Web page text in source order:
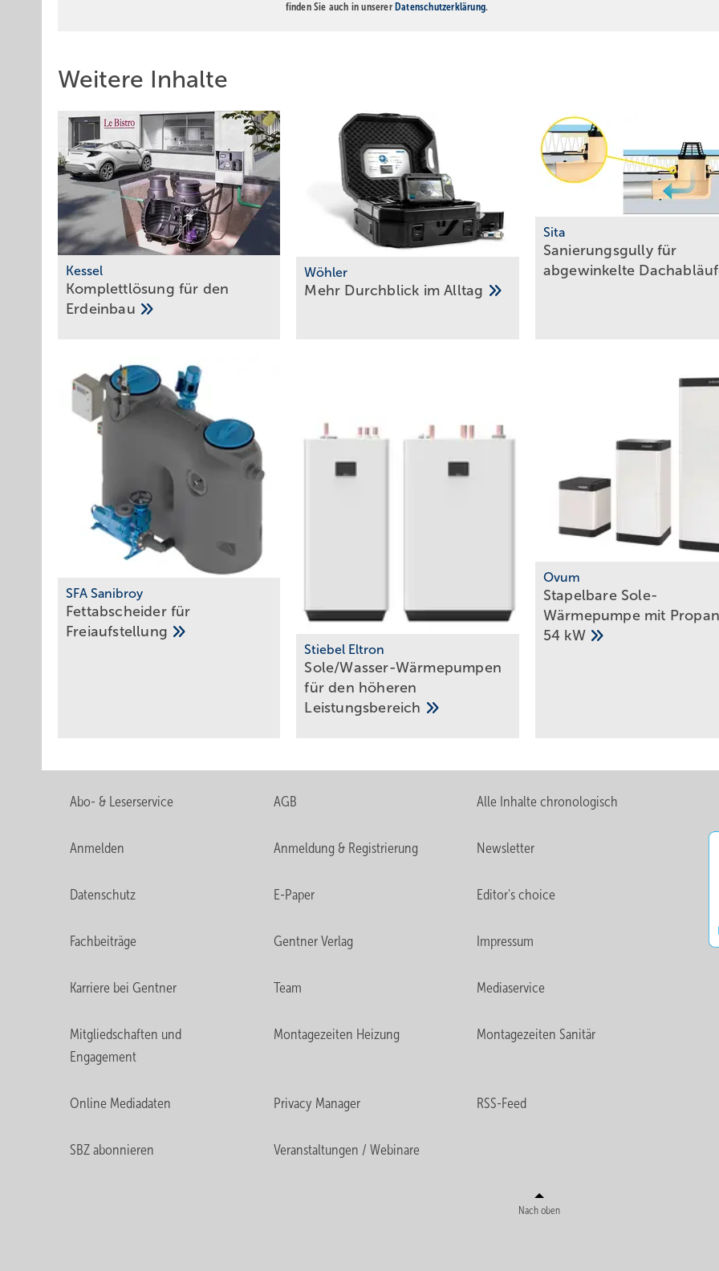
finden Sie auch in unserer Datenschutzerklärung.
Weitere Inhalte
Kessel
Komplettlösung für den
Erdeinbau
Wöhler
Mehr Durchblick imAlltag
Sita
Sanierungsgully für
abgewinkelte
SFA Sanibroy
Fettabscheider für
Freiaufstellung
Stiebel Eltron
Sole/Wasser-Wärmepumpen
für den höheren
Leistungsbereich
Ovum
Stapelbare Sole-
Wärmepumpe mit
54 kW
Abo- & Leserservice AGB Alle Inhalte chronologisch
Anmelden Anmeldung & Registrierung Newsletter
Datenschutz E-Paper Editor's choice
Fachbeiträge Gentner Verlag Impressum
Karriere bei Gentner Team Mediaservice
Mitgliedschaften und
Engagement
Montagezeiten Heizung Montagezeiten Sanitär
Online Mediadaten Privacy Manager RSS-Feed
SBZ abonnieren Veranstaltungen / Webinare
Nach oben